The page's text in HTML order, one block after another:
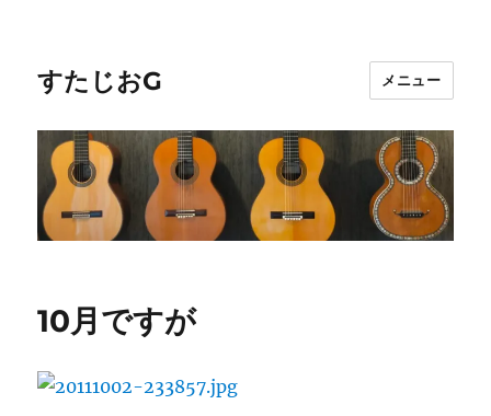
すたじおG メニュー
10月ですが